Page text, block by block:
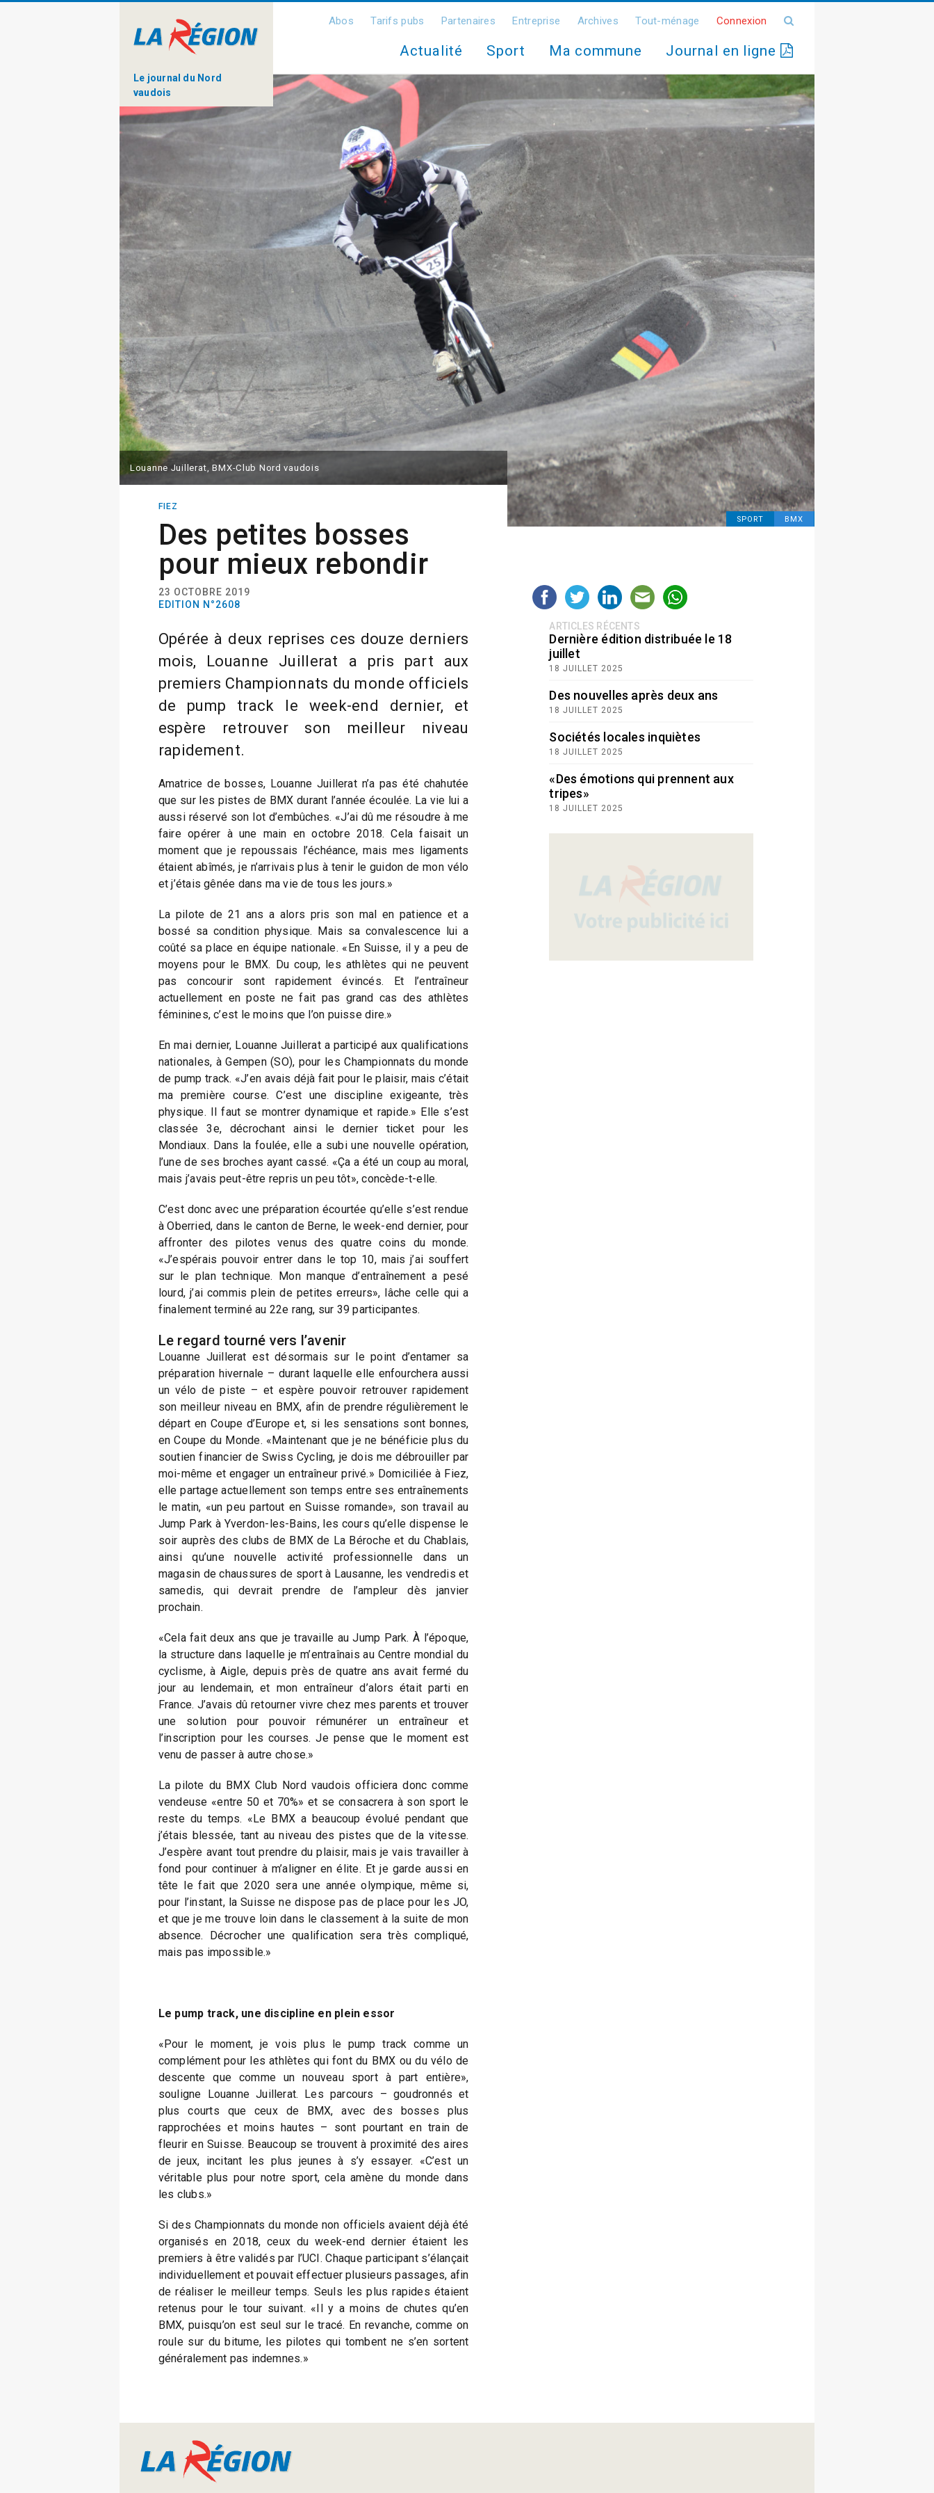
Le journal du Nord
vaudois
Abos Tarifs pubs Partenaires Entreprise Archives Tout-ménage Connexion
Actualité Sport Ma commune Journal en ligne
SPORT BMX
Louanne Juillerat, BMX-Club Nord vaudois
FIEZ
Des petites bosses
pour mieux rebondir
23 OCTOBRE 2019
EDITION N°2608
Opérée à deux reprises ces douze derniers
mois, Louanne Juillerat a pris part aux
premiers Championnats du monde officiels
de pump track le week-end dernier, et
espère retrouver son meilleur niveau
rapidement.
Amatrice de bosses, Louanne Juillerat n’a pas été chahutée
que sur les pistes de BMX durant l’année écoulée. La vie lui a
aussi réservé son lot d’embûches. «J’ai dû me résoudre à me
faire opérer à une main en octobre 2018. Cela faisait un
moment que je repoussais l’échéance, mais mes ligaments
étaient abîmés, je n’arrivais plus à tenir le guidon de mon vélo
et j’étais gênée dans ma vie de tous les jours.»
La pilote de 21 ans a alors pris son mal en patience et a
bossé sa condition physique. Mais sa convalescence lui a
coûté sa place en équipe nationale. «En Suisse, il y a peu de
moyens pour le BMX. Du coup, les athlètes qui ne peuvent
pas concourir sont rapidement évincés. Et l’entraîneur
actuellement en poste ne fait pas grand cas des athlètes
féminines, c’est le moins que l’on puisse dire.»
En mai dernier, Louanne Juillerat a participé aux qualifications
nationales, à Gempen (SO), pour les Championnats du monde
de pump track. «J’en avais déjà fait pour le plaisir, mais c’était
ma première course. C’est une discipline exigeante, très
physique. Il faut se montrer dynamique et rapide.» Elle s’est
classée 3e, décrochant ainsi le dernier ticket pour les
Mondiaux. Dans la foulée, elle a subi une nouvelle opération,
l’une de ses broches ayant cassé. «Ça a été un coup au moral,
mais j’avais peut-être repris un peu tôt», concède-t-elle.
C’est donc avec une préparation écourtée qu’elle s’est rendue
à Oberried, dans le canton de Berne, le week-end dernier, pour
affronter des pilotes venus des quatre coins du monde.
«J’espérais pouvoir entrer dans le top 10, mais j’ai souffert
sur le plan technique. Mon manque d’entraînement a pesé
lourd, j’ai commis plein de petites erreurs», lâche celle qui a
finalement terminé au 22e rang, sur 39 participantes.
Le regard tourné vers l’avenir
Louanne Juillerat est désormais sur le point d’entamer sa
préparation hivernale – durant laquelle elle enfourchera aussi
un vélo de piste – et espère pouvoir retrouver rapidement
son meilleur niveau en BMX, afin de prendre régulièrement le
départ en Coupe d’Europe et, si les sensations sont bonnes,
en Coupe du Monde. «Maintenant que je ne bénéficie plus du
soutien financier de Swiss Cycling, je dois me débrouiller par
moi-même et engager un entraîneur privé.» Domiciliée à Fiez,
elle partage actuellement son temps entre ses entraînements
le matin, «un peu partout en Suisse romande», son travail au
Jump Park à Yverdon-les-Bains, les cours qu’elle dispense le
soir auprès des clubs de BMX de La Béroche et du Chablais,
ainsi qu’une nouvelle activité professionnelle dans un
magasin de chaussures de sport à Lausanne, les vendredis et
samedis, qui devrait prendre de l’ampleur dès janvier
prochain.
«Cela fait deux ans que je travaille au Jump Park. À l’époque,
la structure dans laquelle je m’entraînais au Centre mondial du
cyclisme, à Aigle, depuis près de quatre ans avait fermé du
jour au lendemain, et mon entraîneur d’alors était parti en
France. J’avais dû retourner vivre chez mes parents et trouver
une solution pour pouvoir rémunérer un entraîneur et
l’inscription pour les courses. Je pense que le moment est
venu de passer à autre chose.»
La pilote du BMX Club Nord vaudois officiera donc comme
vendeuse «entre 50 et 70%» et se consacrera à son sport le
reste du temps. «Le BMX a beaucoup évolué pendant que
j’étais blessée, tant au niveau des pistes que de la vitesse.
J’espère avant tout prendre du plaisir, mais je vais travailler à
fond pour continuer à m’aligner en élite. Et je garde aussi en
tête le fait que 2020 sera une année olympique, même si,
pour l’instant, la Suisse ne dispose pas de place pour les JO,
et que je me trouve loin dans le classement à la suite de mon
absence. Décrocher une qualification sera très compliqué,
mais pas impossible.»
Le pump track, une discipline en plein essor
«Pour le moment, je vois plus le pump track comme un
complément pour les athlètes qui font du BMX ou du vélo de
descente que comme un nouveau sport à part entière»,
souligne Louanne Juillerat. Les parcours – goudronnés et
plus courts que ceux de BMX, avec des bosses plus
rapprochées et moins hautes – sont pourtant en train de
fleurir en Suisse. Beaucoup se trouvent à proximité des aires
de jeux, incitant les plus jeunes à s’y essayer. «C’est un
véritable plus pour notre sport, cela amène du monde dans
les clubs.»
Si des Championnats du monde non officiels avaient déjà été
organisés en 2018, ceux du week-end dernier étaient les
premiers à être validés par l’UCI. Chaque participant s’élançait
individuellement et pouvait effectuer plusieurs passages, afin
de réaliser le meilleur temps. Seuls les plus rapides étaient
retenus pour le tour suivant. «Il y a moins de chutes qu’en
BMX, puisqu’on est seul sur le tracé. En revanche, comme on
roule sur du bitume, les pilotes qui tombent ne s’en sortent
généralement pas indemnes.»
ARTICLES RÉCENTS
Dernière édition distribuée le 18
juillet
18 JUILLET 2025
Des nouvelles après deux ans
18 JUILLET 2025
Sociétés locales inquiètes
18 JUILLET 2025
«Des émotions qui prennent aux
tripes»
18 JUILLET 2025